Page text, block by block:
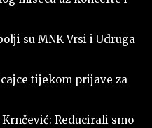
su MNK Vrsi i Udruga
tijekom prijave za
Krnčević: Reducirali smo